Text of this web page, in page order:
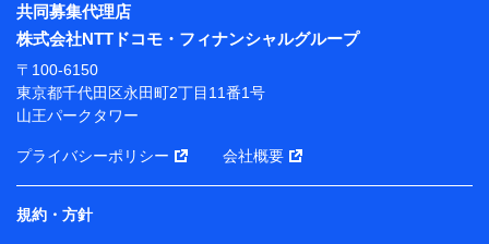
※ 当社および株式会社NTTドコモは、お客さまの情報
を利用させていただくにあたっては、「NTTドコモ パー
ソナルデータ憲章」に定める行動原則を順守します 。
※ パーソナルデータダッシュボードの「第三者提供の
管理」の設定状態にかかわらず、共同利用する場合があ
※ dポイントクラブ会員ではないお客さま（2019年12
月11日以降、一度もdポイントクラブ会員であったこと
がないお客さまに限る）に関する、2019年12月10日以
共同募集代理店
株式会社NTTドコモ・フィナンシャルグループ
〒100-6150
東京都千代田区永田町2丁目11番1号
山王パークタワー
プライバシーポリシー 会社概要
規約・方針